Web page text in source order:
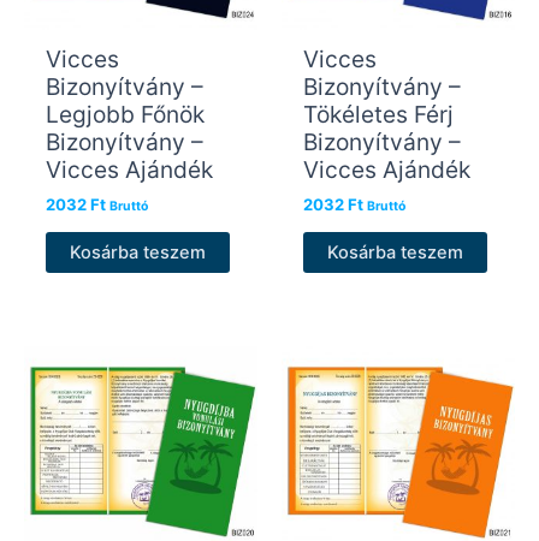
Vicces
Bizonyítvány –
Legjobb Főnök
Bizonyítvány –
Vicces Ajándék
2032Ft Bruttó
Kosárba teszem
Vicces
Bizonyítvány –
Tökéletes Férj
Bizonyítvány –
Vicces Ajándék
2032Ft Bruttó
Kosárba teszem